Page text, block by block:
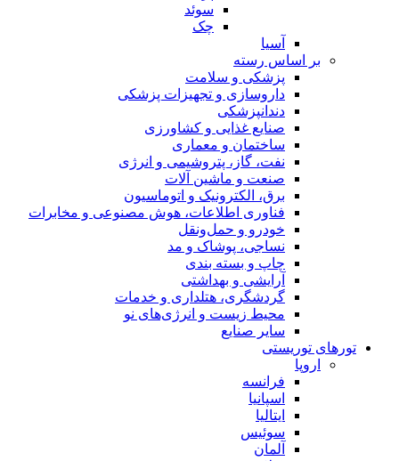
سوئد
چک
آسیا
بر اساس رسته
پزشکی و سلامت
داروسازی و تجهیزات پزشکی
دندانپزشکی
صنایع غذایی و کشاورزی
ساختمان و معماری
نفت، گاز، پتروشیمی و انرژی
صنعت و ماشین آلات
برق، الکترونیک و اتوماسیون
فناوری اطلاعات، هوش مصنوعی و مخابرات
خودرو و حمل‌و‌نقل
نساجی، پوشاک و مد
چاپ و بسته بندی
آرایشی و بهداشتی
گردشگری، هتلداری و خدمات
محیط زیست و انرژی‌های نو
سایر صنایع
تورهای توریستی
اروپا
فرانسه
اسپانیا
ایتالیا
سوئیس
آلمان